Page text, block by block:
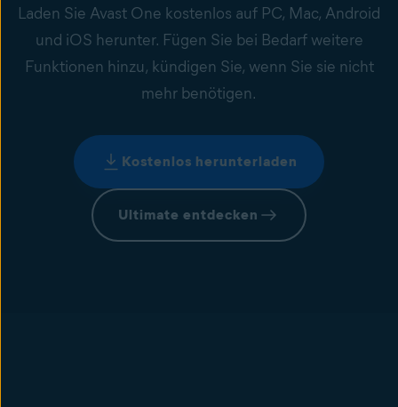
Laden Sie Avast One kostenlos auf PC, Mac, Android
und iOS herunter. Fügen Sie bei Bedarf weitere
Funktionen hinzu, kündigen Sie, wenn Sie sie nicht
mehr benötigen.
Kostenlos herunterladen
Ultimate entdecken